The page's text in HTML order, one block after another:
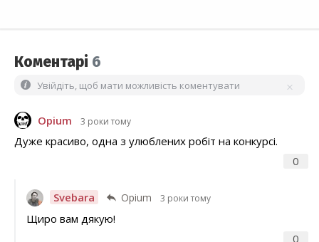
Коментарі 6
Увійдіть, щоб мати можливість коментувати
Opium 3 роки тому
0
Дуже красиво, одна з улюблених робіт на конкурсі.
Svebara Opium 3 роки тому
0
Щиро вам дякую!